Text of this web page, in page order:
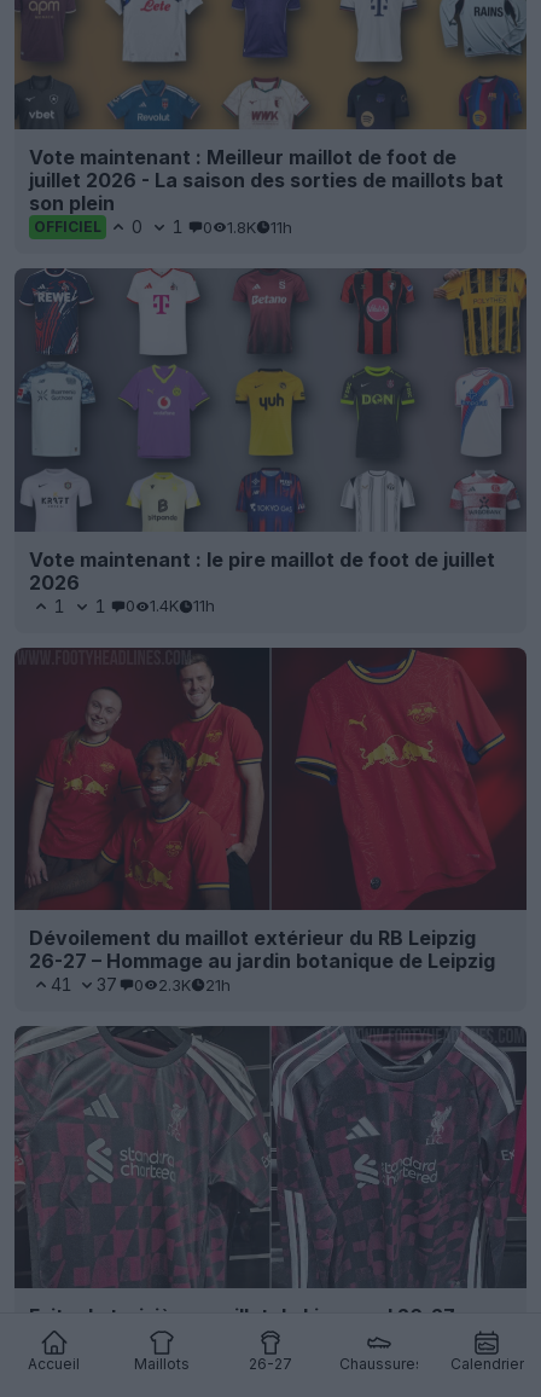
Accueil Maillots 26-27 Chaussures Calendrier
Vote maintenant : Meilleur maillot de foot de
juillet 2026 - La saison des sorties de maillots bat
son plein
OFFICIEL 0 1 0 1.8K 11h
Vote maintenant : le pire maillot de foot de juillet
2026
1 1 0 1.4K 11h
Dévoilement du maillot extérieur du RB Leipzig
26-27 – Hommage au jardin botanique de Leipzig
41 37 0 2.3K 21h
Fuite du troisième maillot de Liverpool 26-27 –
Repéré en vente
FUITE 128 89 191.4K 22h